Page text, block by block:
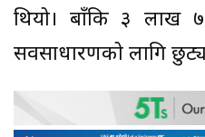
थियो। बाँकि ३ लाख
सर्वसाधारणको लागि